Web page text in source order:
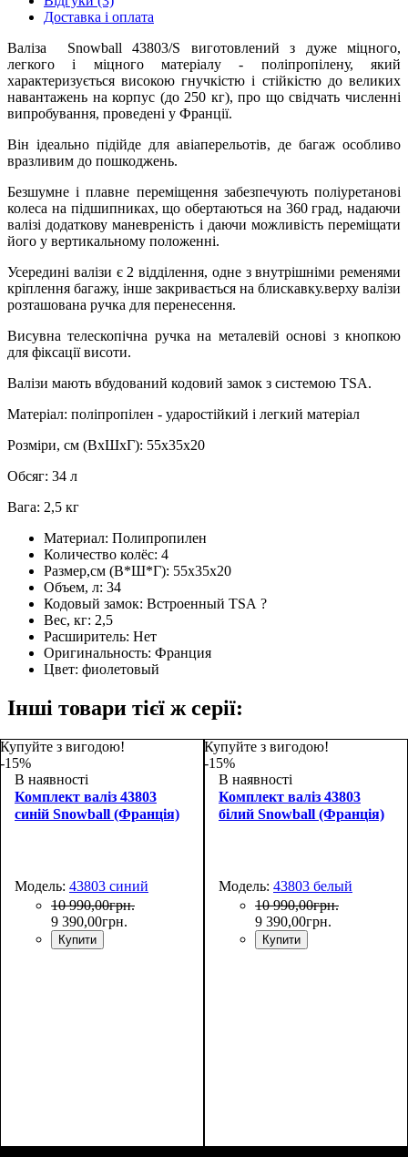
Доставка і оплата
Валіза Snowball 43803/S виготовлений з дуже міцного,
легкого і міцного матеріалу - поліпропілену, який
характеризується високою гнучкістю і стійкістю до великих
навантажень на корпус (до 250 кг), про що свідчать численні
випробування, проведені у Франції.
Він ідеально підійде для авіаперельотів, де багаж особливо
вразливим до пошкоджень.
Безшумне і плавне переміщення забезпечують поліуретанові
колеса на підшипниках, що обертаються на 360 град, надаючи
валізі додаткову маневреність і даючи можливість переміщати
його у вертикальному положенні.
Усередині валізи є 2 відділення, одне з внутрішніми ременями
кріплення багажу, інше закривається на блискавку.верху валізи
розташована ручка для перенесення.
Висувна телескопічна ручка на металевій основі з кнопкою
для фіксації висоти.
Валізи мають вбудований кодовий замок з системою TSA.
Матеріал: поліпропілен - ударостійкий і легкий матеріал
Розміри, см (ВхШхГ): 55х35х20
Обсяг: 34 л
Вага: 2,5 кг
Материал: Полипропилен
Количество колёс: 4
Размер,см (В*Ш*Г): 55х35х20
Объем, л: 34
Кодовый замок: Встроенный TSA ?
Вес, кг: 2,5
Расширитель: Нет
Оригинальность: Франция
Цвет: фиолетовый
Інші товари тієї ж серії:
Купуйте з вигодою!
-15%
В наявності
Комплект валіз 43803
синій Snowball (Франція)
Модель: 43803 синий
10 990,00грн.
9 390,00грн.
Купити
Купуйте з вигодою!
-15%
В наявності
Комплект валіз 43803
білий Snowball (Франція)
Модель: 43803 белый
10 990,00грн.
9 390,00грн.
Купити